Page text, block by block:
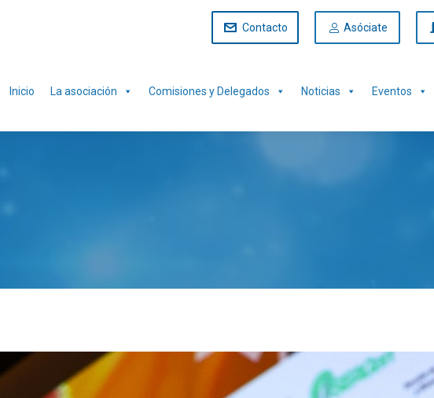
Contacto Asóciate
Inicio La asociación Comisiones y Delegados Noticias Eventos